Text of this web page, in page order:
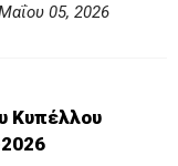
05, 2026
Κυπέλλου